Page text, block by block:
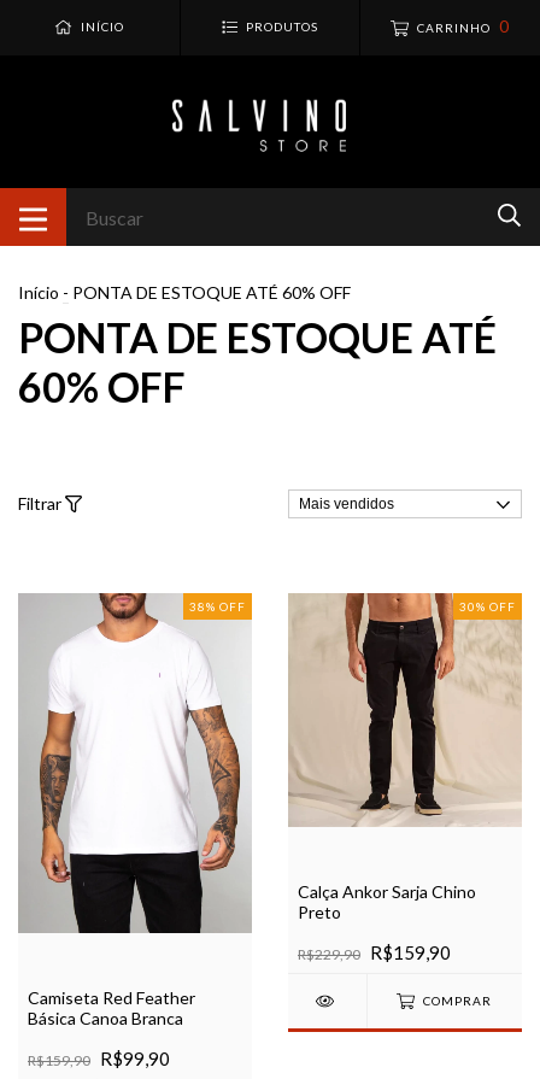
INÍCIO PRODUTOS CARRINHO 0
Início - PONTA DE ESTOQUE ATÉ 60% OFF
PONTA DE ESTOQUE ATÉ
60% OFF
Filtrar
38% OFF
Camiseta Red Feather
Básica Canoa Branca
R$159,90 R$99,90
30% OFF
Calça Ankor Sarja Chino
Preto
R$229,90 R$159,90
COMPRAR